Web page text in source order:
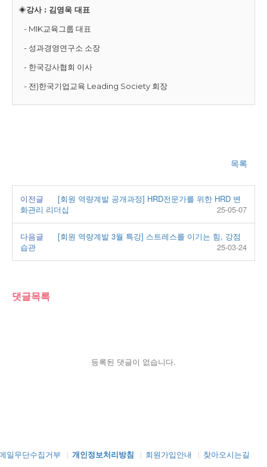
◈강사 : 김영욱 대표
- MIK교육그룹 대표
- 성과경영연구소 소장
- 한국강사협회 이사
- 전)한국기업교육 Leading Society 회장
목록
이전글
[회원 역량계발 공개과정] HRD전문가를 위한 HRD 변
화관리 리더십
25-05-07
다음글
[회원 역량계발 3월 특강] 스트레스를 이기는 힘, 강점
습관
25-03-24
댓글목록
등록된 댓글이 없습니다.
일무단수집거부 개인정보처리방침 회원가입안내 찾아오시는길